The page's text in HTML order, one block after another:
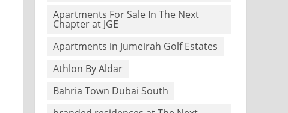
Apartments For Sale In The Next
Chapter at JGE
Apartments in Jumeirah Golf Estates
Athlon By Aldar
Bahria Town Dubai South